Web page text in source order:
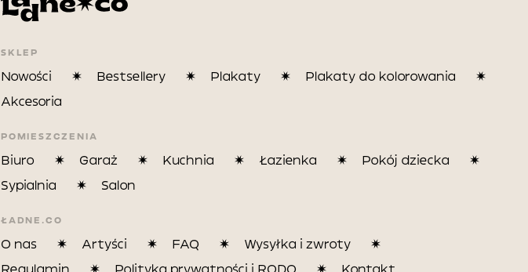
SKLEP
Nowości Bestsellery Plakaty
Plakaty do kolorowania
Akcesoria
POMIESZCZENIA
Biuro Garaż Kuchnia Łazienka
Pokój dziecka
Sypialnia
Salon
ŁADNE.CO
O nas Artyści FAQ
Wysyłka i zwroty
Regulamin
Polityka prywatności i RODO Kontakt